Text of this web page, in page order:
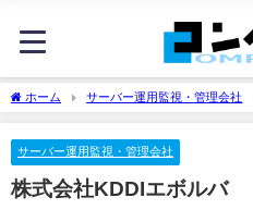
ホーム サーバー運用監視・管理会社
サーバー運用監視・管理会社
株式会社KDDIエボルバ